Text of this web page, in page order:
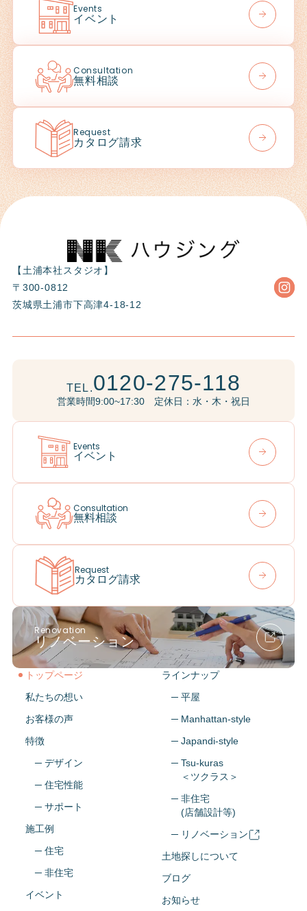
Events
イベント
Consultation
無料相談
Request
カタログ請求
【土浦本社スタジオ】
〒300-0812
茨城県土浦市下高津4-18-12
トップページ
私たちの想い
お客様の声
特徴
─ デザイン
─ 住宅性能
─ サポート
施工例
─ 住宅
─ 非住宅
イベント
ラインナップ
─ 平屋
─ Manhattan-style
─ Japandi-style
─ Tsu-kuras
＜ツクラス＞
─ 非住宅
(店舗設計等)
─ リノベーション
土地探しについて
ブログ
お知らせ
TEL.0120-275-118
営業時間9:00~17:30 定休日：水・木・祝日
Events
イベント
Consultation
無料相談
Request
カタログ請求
Renovation
リノベーション